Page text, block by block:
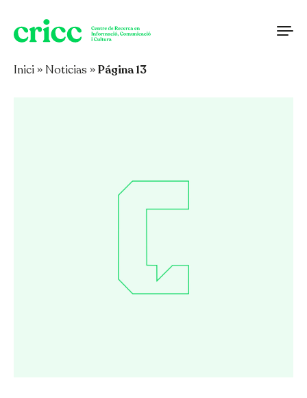
Saltar al contenido
Inici » Noticias »Página 13